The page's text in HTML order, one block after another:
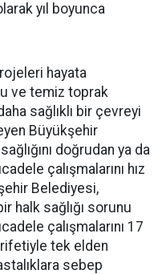
yıl boyunca
hayata
ve temiz toprak
sağlıklı bir çevreyi
Büyükşehir
doğrudan ya da
çalışmalarını hız
Belediyesi,
halk sağlığı sorunu
çalışmalarını 17
tek elden
sebep